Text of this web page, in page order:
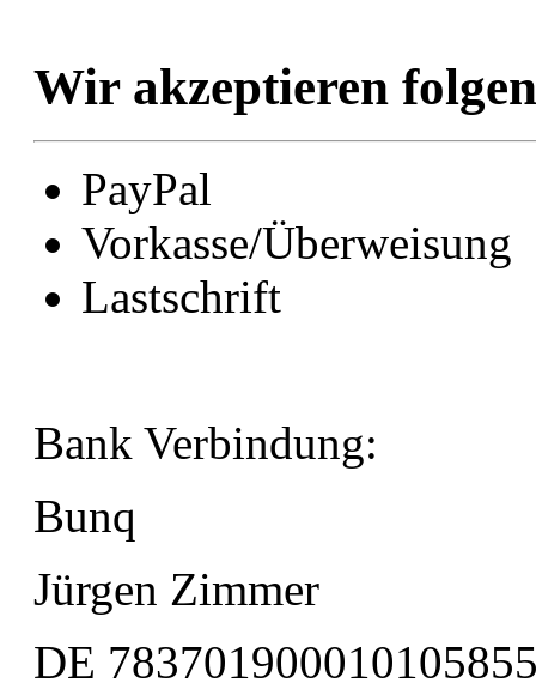
Wir akzeptieren
PayPal
Vorkasse/Überweisung
Lastschrift
Bank Verbindung:
Bunq
Jürgen Zimmer
DE